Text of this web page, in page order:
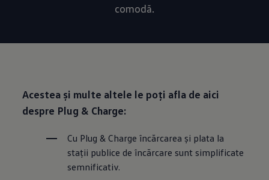
comodă.
Acestea și multe altele le poți afla de aici
despre Plug & Charge:
Cu Plug & Charge încărcarea și plata la
stații publice de încărcare sunt simplificate
semnificativ.